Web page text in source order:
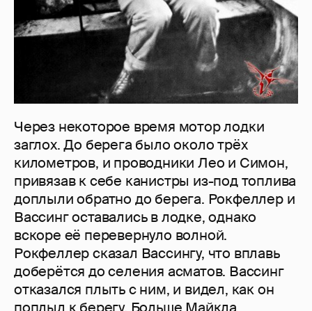
Через некоторое время мотор лодки
заглох. До берега было около трёх
километров, и проводники Лео и Симон,
привязав к себе канистры из-под топлива
доплыли обратно до берега. Рокфеллер и
Вассинг оставались в лодке, однако
вскоре её перевернуло волной.
Рокфеллер сказал Вассингу, что вплавь
доберётся до селения асматов. Вассинг
отказался плыть с ним, и видел, как он